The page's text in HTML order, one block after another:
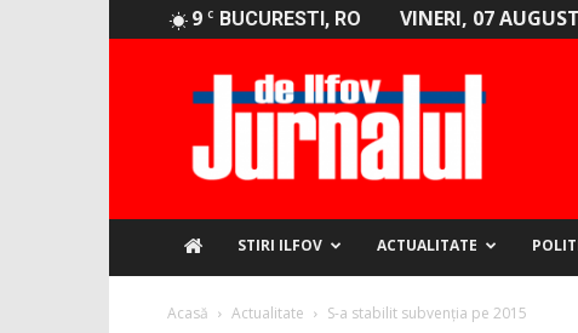
9 C BUCURESTI, RO VINERI, 07
STIRI ILFOV ACTUALITATE
Acasă Actualitate S-a stabilit subvenția pe 2015